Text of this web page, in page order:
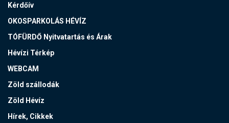
Kérdőív
OKOSPARKOLÁS HÉVÍZ
TÓFÜRDŐ Nyitvatartás és Árak
Hévízi Térkép
WEBCAM
Zöld szállodák
Zöld Hévíz
Hírek, Cikkek